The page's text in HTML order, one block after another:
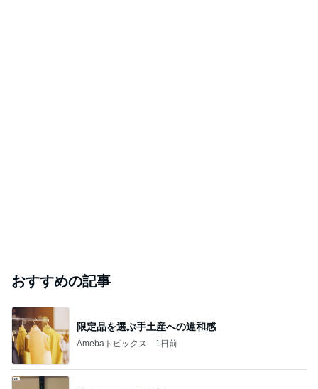
おすすめの記事
限定品を選ぶ手土産への違和感
Amebaトピックス 1日前